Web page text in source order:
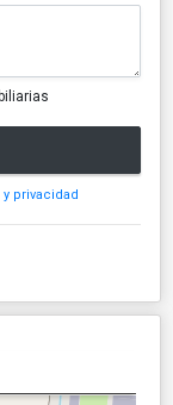
privacidad